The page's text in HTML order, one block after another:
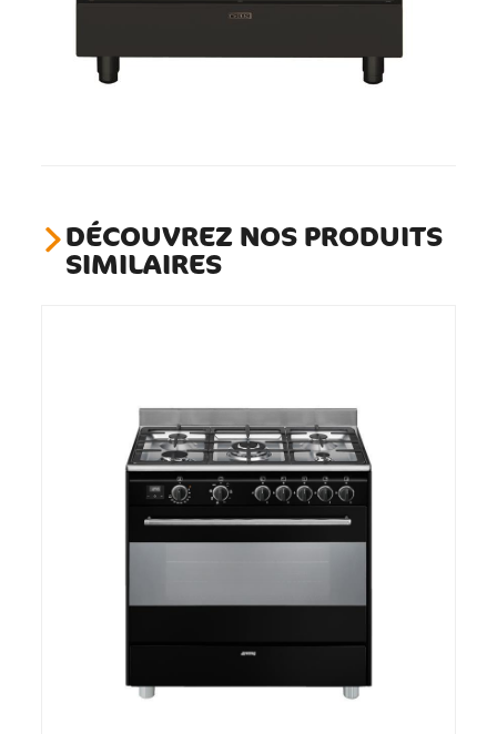
DÉCOUVREZ NOS PRODUITS
SIMILAIRES